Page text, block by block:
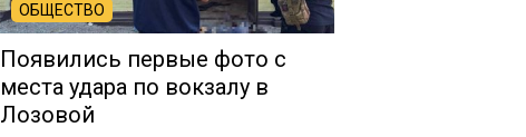
ОБЩЕСТВО
Появились первые фото с
места удара по вокзалу в
Лозовой